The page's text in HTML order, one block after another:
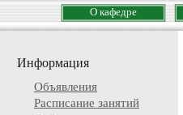
О кафедре
Информация
Объявления
Расписание занятий